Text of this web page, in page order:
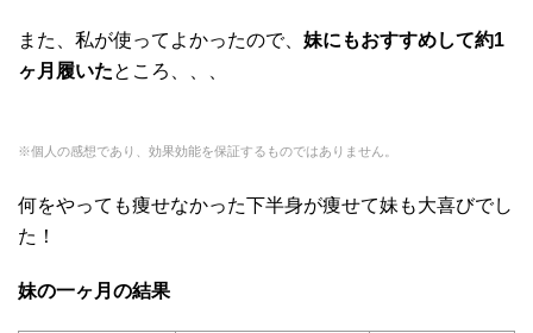
また、私が使ってよかったので、 妹にもおすすめして約1
ヶ月履いたところ、、、
※個人の感想であり、効果効能を保証するものではありません。
何をやっても痩せなかった下半身が痩せて妹も大喜びでし
た！
妹の一ヶ月の結果